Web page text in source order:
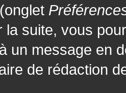
la suite, vous
un message en
de rédaction